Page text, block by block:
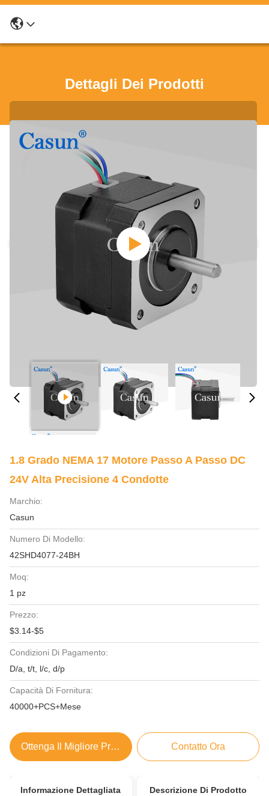
Dettagli Dei Prodotti
1.8 Grado NEMA 17 Motore Passo A Passo DC
24V Alta Precisione 4 Condotte
Marchio:
Casun
Numero Di Modello:
42SHD4077-24BH
Moq:
1 pz
Prezzo:
$3.14-$5
Condizioni Di Pagamento:
D/a, t/t, l/c, d/p
Capacità Di Fornitura:
40000+PCS+Mese
Ottenga Il Migliore Prezzo Contatto Ora
Informazione Dettagliata Descrizione Di Prodotto